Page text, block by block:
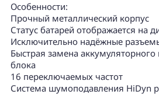
Особенности:
Прочный металлический корпус
Статус батарей отображается на
Исключительно надёжные
Быстрая замена аккумуляторного
блока
16 переключаемых частот
Система шумоподавления HiDyn